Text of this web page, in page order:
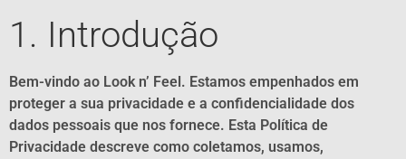
1. Introdução
Bem-vindo ao Look n’ Feel. Estamos empenhados em
proteger a sua privacidade e a confidencialidade dos
dados pessoais que nos fornece. Esta Política de
Privacidade descreve como coletamos, usamos,